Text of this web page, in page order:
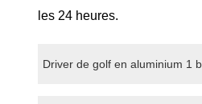
les 24 heures.